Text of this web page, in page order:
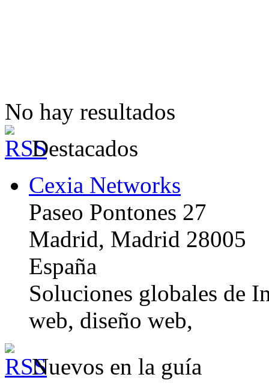
No hay resultados
Destacados
Cexia Networks
Paseo Pontones 27
Madrid, Madrid 28005
España
Soluciones globales de
web, diseño web,
Nuevos en la guía